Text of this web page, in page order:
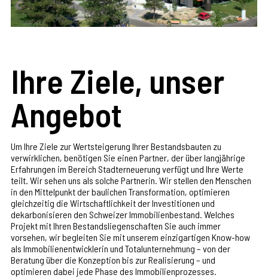
Ihre Ziele, unser
Angebot
Um Ihre Ziele zur Wertsteigerung Ihrer Bestandsbauten zu
verwirklichen, benötigen Sie einen Partner, der über langjährige
Erfahrungen im Bereich Stadterneuerung verfügt und Ihre Werte
teilt. Wir sehen uns als solche Partnerin. Wir stellen den Menschen
in den Mittelpunkt der baulichen Transformation, optimieren
gleichzeitig die Wirtschaftlichkeit der Investitionen und
dekarbonisieren den Schweizer Immobilienbestand. Welches
Projekt mit Ihren Bestandsliegenschaften Sie auch immer
vorsehen, wir begleiten Sie mit unserem einzigartigen Know-how
als Immobilienentwicklerin und Totalunternehmung – von der
Beratung über die Konzeption bis zur Realisierung – und
optimieren dabei jede Phase des Immobilienprozesses.